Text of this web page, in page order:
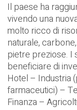
Il paese ha
vivendo una
molto ricco di
naturale,
pietre preziose. I
beneficiare di
Hotel – Industria
farmaceutici) –
Finanza –